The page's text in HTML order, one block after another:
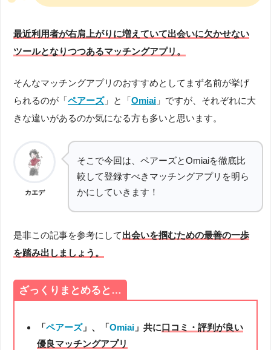
最近利用者が右肩上がりに増えていて出会いに欠かせない
ツールとなりつつあるマッチングアプリ。
そんなマッチングアプリのおすすめとしてまず名前が挙げ
られるのが「ペアーズ」と「Omiai 」ですが、それぞれに大
きな違いがあるのか気になる方も多いと思います。
カエデ
そこで今回は、ペアーズとOmiaiを徹底比
較して登録すべきマッチングアプリを明ら
かにしていきます！
是非この記事を参考にして出会いを掴むための最善の一歩
を踏み出しましょう。
ざっくりまとめると…
「ペアーズ」、「Omiai」共に口コミ・評判が良い
優良マッチングアプリ